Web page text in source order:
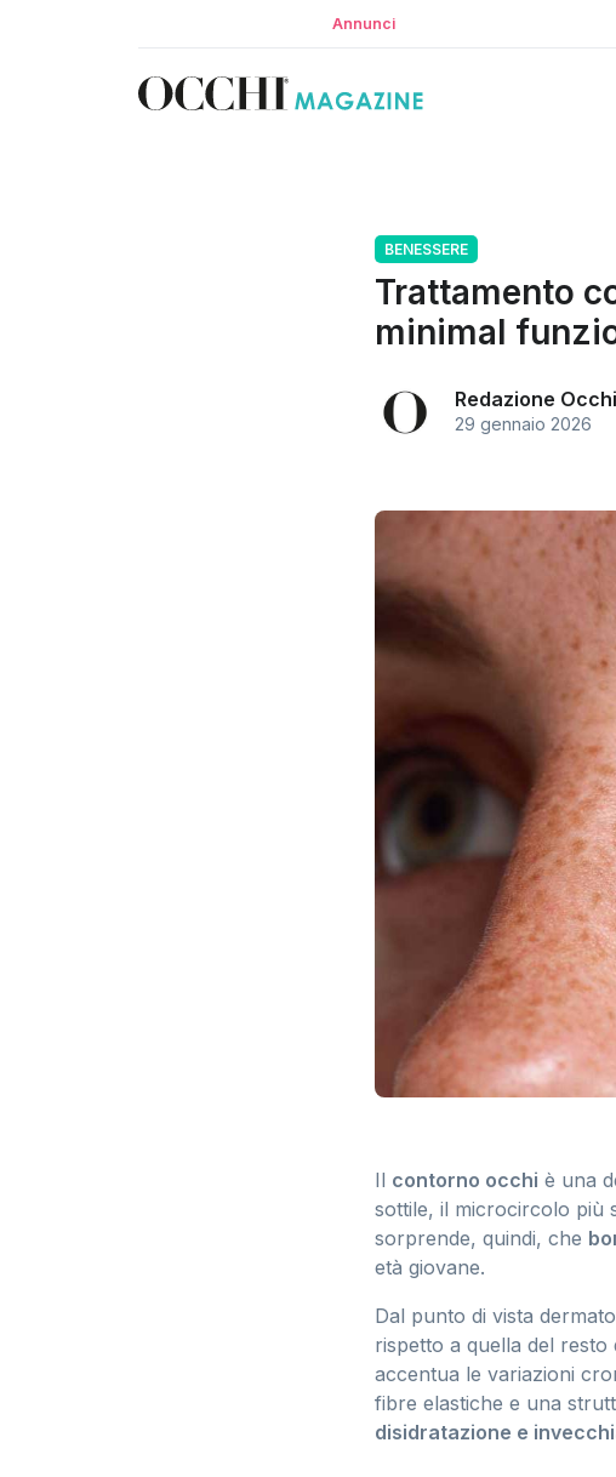
Annunci
BENESSERE
Trattamento
minimal
Redazione Occhi
29 gennaio 2026
Il contorno occhi è una
sottile, il microcircolo più
sorprende, quindi, che
età giovane.
Dal punto di vista
rispetto a quella del resto
accentua le variazioni
fibre elastiche e una
disidratazione e